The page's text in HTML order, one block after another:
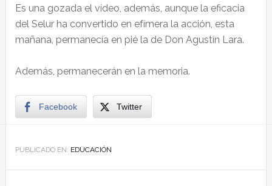
Es una gozada el vídeo, además, aunque la eficacia
del Selur ha convertido en efímera la acción, esta
mañana, permanecía en pié la de Don Agustín Lara.
Además, permanecerán en la memoria.
Facebook Twitter
PUBLICADO EN: EDUCACIÓN